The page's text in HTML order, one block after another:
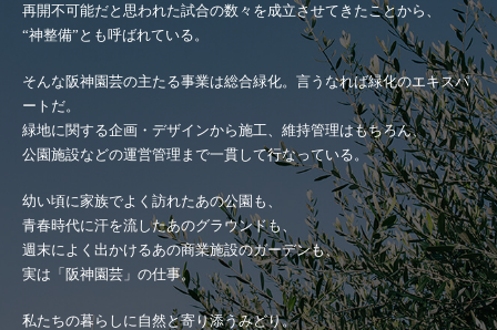
採用情報
新着情報
お問い合わせ
再開不可能だと思われた試合の数々を成立させてきたことから、
“神整備”とも呼ばれている。
そんな阪神園芸の主たる事業は総合緑化。言うなれば緑化のエキスパ
ートだ。
緑地に関する企画・デザインから施工、維持管理はもちろん、
公園施設などの運営管理まで一貫して行なっている。
幼い頃に家族でよく訪れたあの公園も、
青春時代に汗を流したあのグラウンドも、
週末によく出かけるあの商業施設のガーデンも、
実は「阪神園芸」の仕事。
私たちの暮らしに自然と寄り添うみどり。